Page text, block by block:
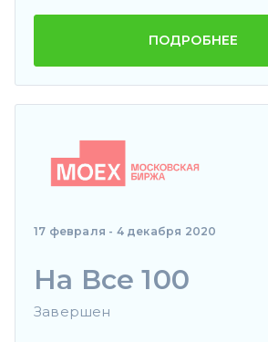
ПОДРОБНЕЕ
17 февраля - 4 декабря 2020
На Все 100
Завершен